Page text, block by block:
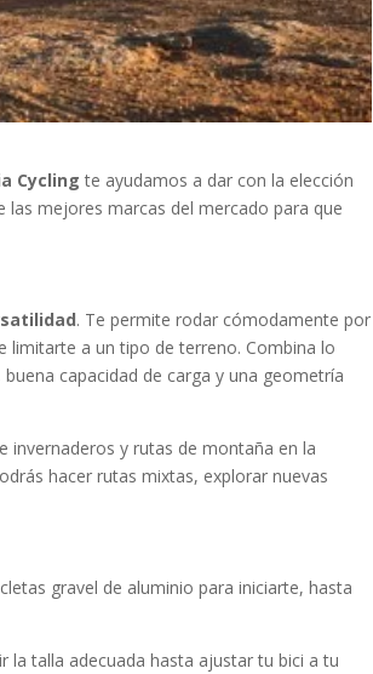
Cycling te ayudamos a dar con la elección
mejores marcas del mercado para que
. Te permite rodar cómodamente por
limitarte a un tipo de terreno. Combina lo
capacidad de carga y una geometría
invernaderos y rutas de montaña en la
hacer rutas mixtas, explorar nuevas
gravel de aluminio para iniciarte, hasta
la talla adecuada hasta ajustar tu bici a tu